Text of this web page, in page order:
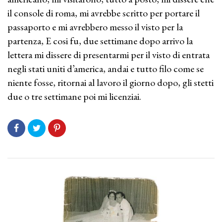
il console di roma, mi avrebbe scritto per portare il
passaporto e mi avrebbero messo il visto per la
partenza, E cosi fu, due settimane dopo arrivo la
lettera mi dissere di presentarmi per il visto di entrata
negli stati uniti d’america, andai e tutto filo come se
niente fosse, ritornai al lavoro il giorno dopo, gli stetti
due o tre settimane poi mi licenziai.